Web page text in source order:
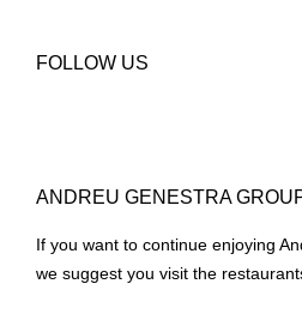
FOLLOW US
ANDREU GENESTRA
If you want to continue enjoying
we suggest you visit the